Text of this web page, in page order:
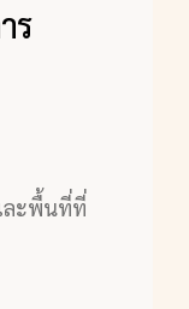
ร
ละพื้นที่ที่